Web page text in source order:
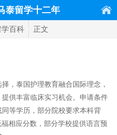
泰留学十二年
学百科 正文
，泰国护理教育融合国际理念，
供丰富临床实习机会。申请条件
等学历，部分院校要求本科背
相应分数，部分学校提供语言预